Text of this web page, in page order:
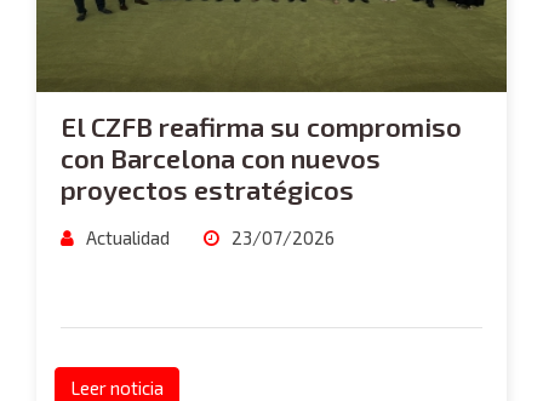
El CZFB reafirma su compromiso
con Barcelona con nuevos
proyectos estratégicos
Actualidad 23/07/2026
Leer noticia